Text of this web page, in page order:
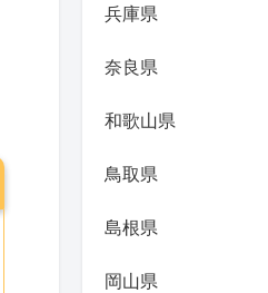
兵庫県
奈良県
和歌山県
鳥取県
島根県
岡山県